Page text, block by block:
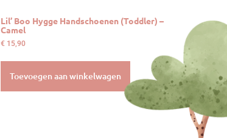
Lil’ Boo Hygge Handschoenen (Toddler) –
Camel
€ 15,90
Toevoegen aan winkelwagen